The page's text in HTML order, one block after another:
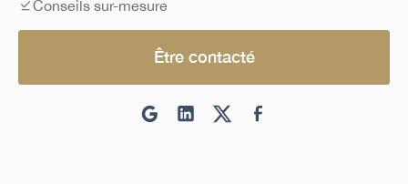
Conseils sur-mesure
Être contacté